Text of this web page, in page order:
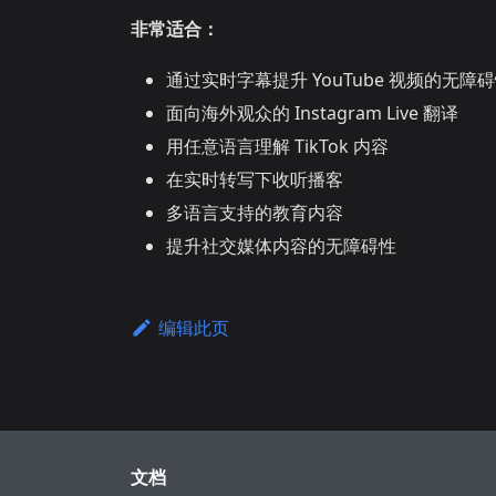
非常适合：
通过实时字幕提升 YouTube 视频的无障
面向海外观众的 Instagram Live 翻译
用任意语言理解 TikTok 内容
在实时转写下收听播客
多语言支持的教育内容
提升社交媒体内容的无障碍性
编辑此页
文档